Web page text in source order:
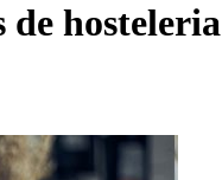
hosteleria